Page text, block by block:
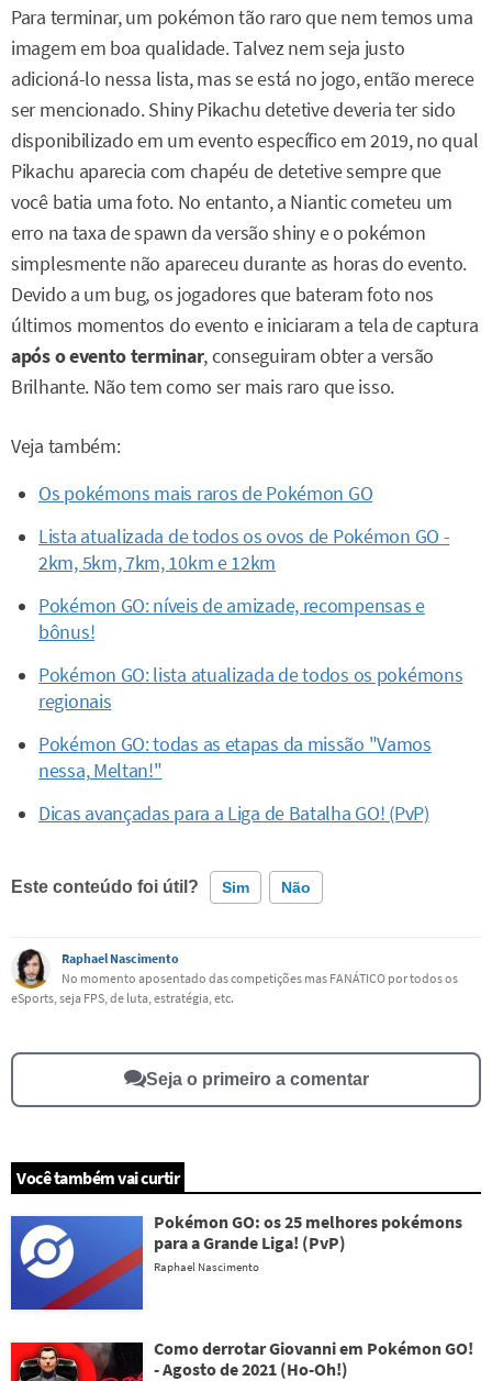
Para terminar, um pokémon tão raro que nem temos uma
imagem em boa qualidade. Talvez nem seja justo
adicioná-lo nessa lista, mas se está no jogo, então merece
ser mencionado. Shiny Pikachu detetive deveria ter sido
disponibilizado em um evento específico em 2019, no qual
Pikachu aparecia com chapéu de detetive sempre que
você batia uma foto. No entanto, a Niantic cometeu um
erro na taxa de spawn da versão shiny e o pokémon
simplesmente não apareceu durante as horas do evento.
Devido a um bug, os jogadores que bateram foto nos
últimos momentos do evento e iniciaram a tela de captura
após o evento terminar, conseguiram obter a versão
Brilhante. Não tem como ser mais raro que isso.
Veja também:
Os pokémons mais raros de Pokémon GO
Lista atualizada de todos os ovos de Pokémon GO -
2km, 5km, 7km, 10km e 12km
Pokémon GO: níveis de amizade, recompensas e
bônus!
Pokémon GO: lista atualizada de todos os pokémons
regionais
Pokémon GO: todas as etapas da missão "Vamos
nessa, Meltan!"
Dicas avançadas para a Liga de Batalha GO! (PvP)
Este conteúdo foi útil? Sim Não
Este conteúdo contém informação incorreta
Este conteúdo não tem a informação que procuro
Raphael Nascimento
No momento aposentado das competições mas FANÁTICO por todos os
eSports, seja FPS, de luta, estratégia, etc.
Seja o primeiro a comentar
Você também vai curtir
Pokémon GO: os 25 melhores pokémons
para a Grande Liga! (PvP)
Raphael Nascimento
Como derrotar Giovanni em Pokémon GO!
- Agosto de 2021 (Ho-Oh!)